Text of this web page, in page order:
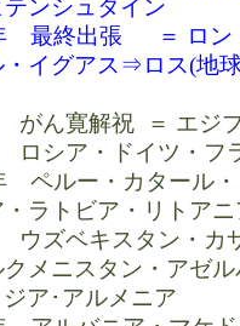
テンシュタイン
最終出張 ＝ ロン
ル・イグアス
がん寛解祝 ＝ エジ
ロシア・ドイツ・フ
ペルー・カタール・
・ラトビア・リトア
ウズベキスタン・カ
クメニスタン・アゼ
アルメニア